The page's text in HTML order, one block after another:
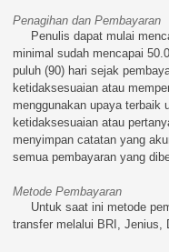
Penagihan dan Pembayaran
Penulis dapat mulai
minimal sudah mencapai
puluh (90) hari sejak
ketidaksesuaian atau
menggunakan upaya terbaik
ketidaksesuaian atau
menyimpan catatan yang
semua pembayaran yang
Metode Pembayaran
Untuk saat ini metode
transfer melalui BRI, Jenius,